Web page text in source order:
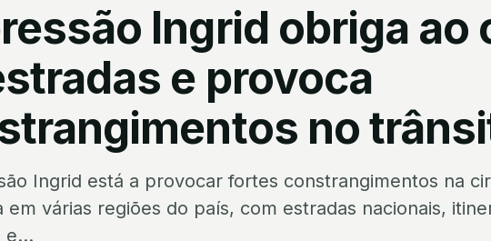
Ingrid obriga ao
e provoca
no
Ingrid está a provocar fortes constrangimentos na
em várias regiões do país, com estradas nacionais,
e...